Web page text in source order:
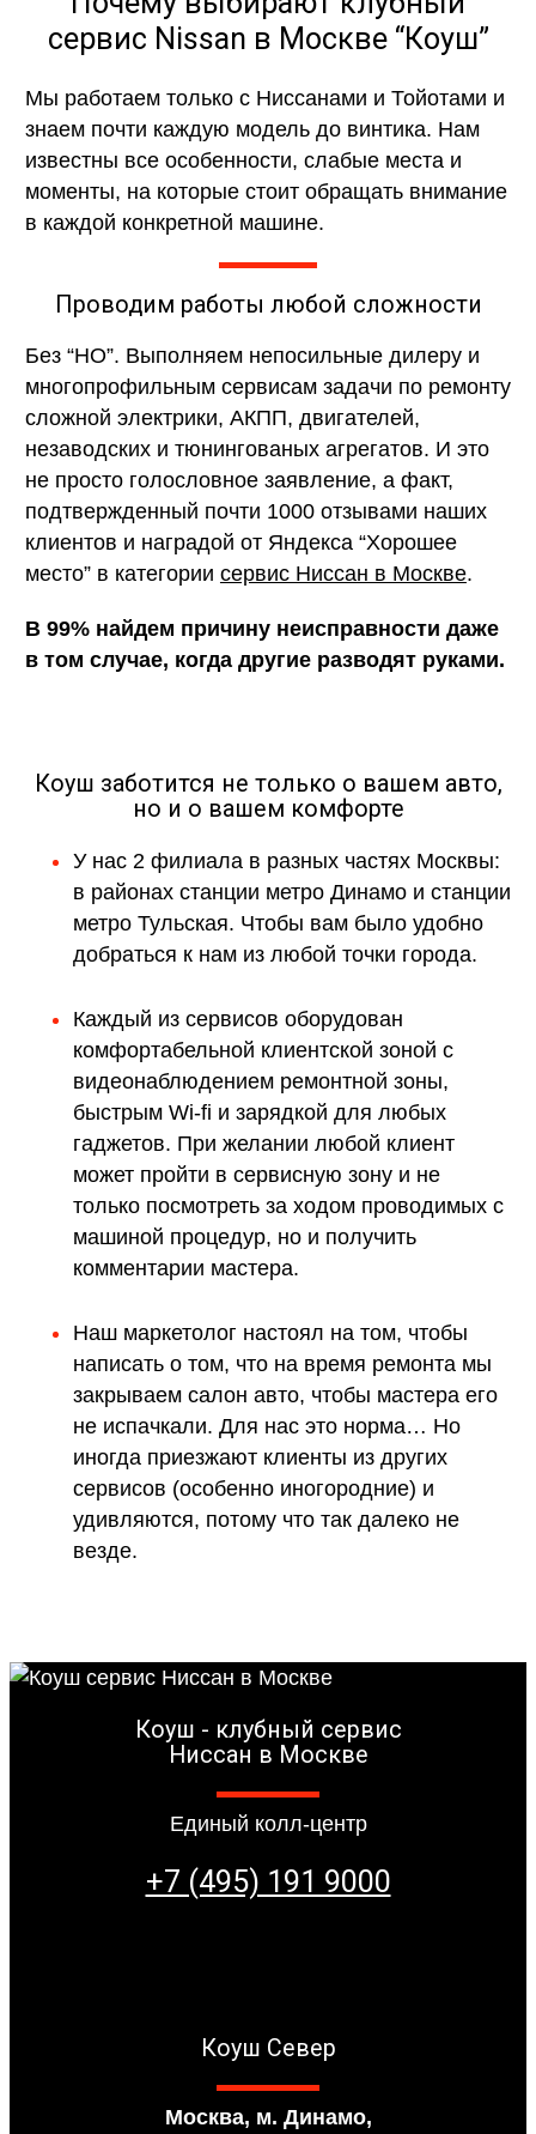
сервис Nissan в Москве “Коуш”
Мы работаем только с Ниссанами и Тойотами и
знаем почти каждую модель до винтика. Нам
известны все особенности, слабые места и
моменты, на которые стоит обращать внимание
в каждой конкретной машине.
Проводим работы любой сложности
Без “НО”. Выполняем непосильные дилеру и
многопрофильным сервисам задачи по ремонту
сложной электрики, АКПП, двигателей,
незаводских и тюнингованых агрегатов. И это
не просто голословное заявление, а факт,
подтвержденный почти 1000 отзывами наших
клиентов и наградой от Яндекса “Хорошее
место” в категории сервис Ниссан в Москве.
В 99% найдем причину неисправности даже
в том случае, когда другие разводят руками.
Коуш заботится не только о вашем авто,
но и о вашем комфорте
У нас 2 филиала в разных частях Москвы:
в районах станции метро Динамо и станции
метро Тульская. Чтобы вам было удобно
добраться к нам из любой точки города.
Каждый из сервисов оборудован
комфортабельной клиентской зоной с
видеонаблюдением ремонтной зоны,
быстрым Wi-fi и зарядкой для любых
гаджетов. При желании любой клиент
может пройти в сервисную зону и не
только посмотреть за ходом проводимых с
машиной процедур, но и получить
комментарии мастера.
Наш маркетолог настоял на том, чтобы
написать о том, что на время ремонта мы
закрываем салон авто, чтобы мастера его
не испачкали. Для нас это норма… Но
иногда приезжают клиенты из других
сервисов (особенно иногородние) и
удивляются, потому что так далеко не
везде.
Коуш - клубный сервис
Ниссан в Москве
Единый колл-центр
+7 (495) 191 9000
Коуш Север
Москва, м. Динамо,